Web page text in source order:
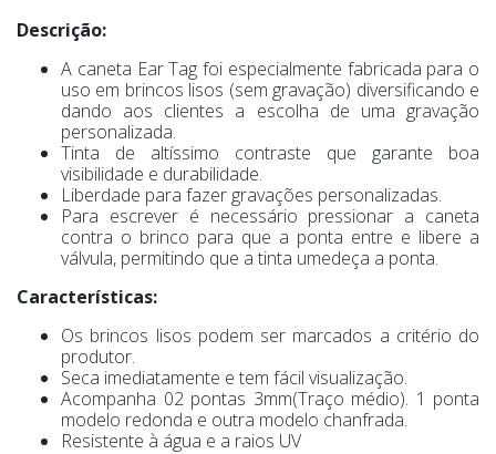
Descrição:
A caneta Ear Tag foi especialmente fabricada para o
uso em brincos lisos (sem gravação) diversificando e
dando aos clientes a escolha de uma gravação
personalizada.
Tinta de altíssimo contraste que garante boa
visibilidade e durabilidade.
Liberdade para fazer gravações personalizadas.
Para escrever é necessário pressionar a caneta
contra o brinco para que a ponta entre e libere a
válvula, permitindo que a tinta umedeça a ponta.
Características:
Os brincos lisos podem ser marcados a critério do
produtor.
Seca imediatamente e tem fácil visualização.
Acompanha 02 pontas 3mm(Traço médio). 1 ponta
modelo redonda e outra modelo chanfrada.
Resistente à água e a raios UV